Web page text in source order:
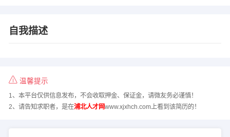
自我描述
温馨提示
1、本平台仅供信息发布，不会收取押金、保证金，请微友务必谨慎！
2、请告知求职者，是在浦北人才网www.xjxhch.com上看到该简历的！